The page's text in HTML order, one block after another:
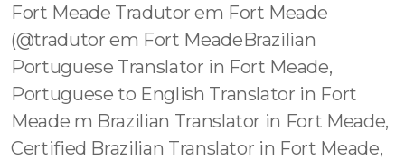
Fort Meade Tradutor em Fort Meade
(@tradutor em Fort MeadeBrazilian
Portuguese Translator in Fort Meade,
Portuguese to English Translator in Fort
Meade m Brazilian Translator in Fort Meade,
Certified Brazilian Translator in Fort Meade,